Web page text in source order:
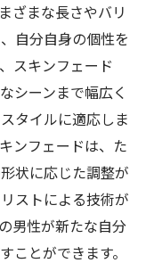
ルで個性を表
ェードの選び方
ェードのバリエ
新たなファッシ
ドのスタイリン
ざまな長さやバリ
自分自身の個性を
スキンフェード
シーンまで幅広く
タイルに適応しま
ンフェードは、た
状に応じた調整が
ストによる技術が
男性が新たな自分
ことができます。